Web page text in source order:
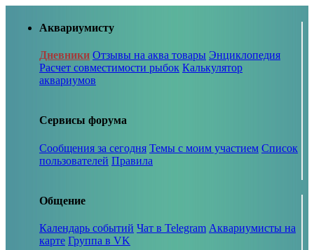
Аквариумисту
Дневники Отзывы на аква товары Энциклопедия
Расчет совместимости рыбок Калькулятор
аквариумов
Сервисы форума
Сообщения за сегодня Темы с моим участием Список
пользователей Правила
Общение
Календарь событий Чат в Telegram Аквариумисты на
карте Группа в VK